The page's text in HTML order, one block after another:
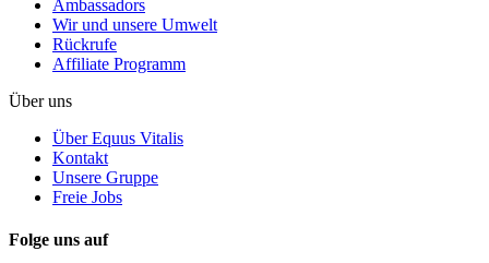
Ambassadors
Wir und unsere Umwelt
Rückrufe
Affiliate Programm
Über uns
Über Equus Vitalis
Kontakt
Unsere Gruppe
Freie Jobs
Folge uns auf